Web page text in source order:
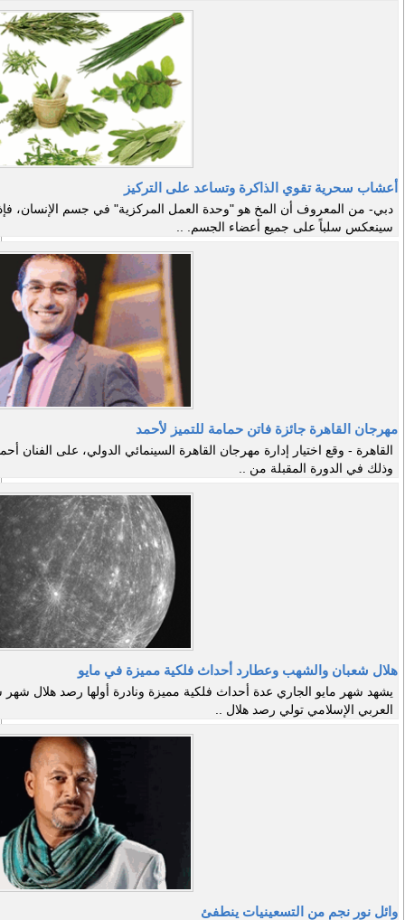
أعشاب سحرية تقوي الذاكرة وتساعد على التركيز
دبي- من المعروف أن المخ هو "وحدة العمل المركزية" في جسم الإنسان،
سينعكس سلباً على جميع أعضاء الجسم. ..
مهرجان القاهرة جائزة فاتن حمامة للتميز لأحمد
القاهرة - وقع اختيار إدارة مهرجان القاهرة السينمائي الدولي، على
وذلك في الدورة المقبلة من ..
هلال شعبان والشهب وعطارد أحداث فلكية مميزة في مايو
يشهد شهر مايو الجاري عدة أحداث فلكية مميزة ونادرة أولها رصد هلال
العربي الإسلامي تولي رصد هلال ..
وائل نور نجم من التسعينيات ينطفئ